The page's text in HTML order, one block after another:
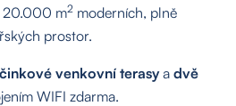
20.000 m2 moderních, plně
prostor.
venkovní terasya dvě
WIFI zdarma.